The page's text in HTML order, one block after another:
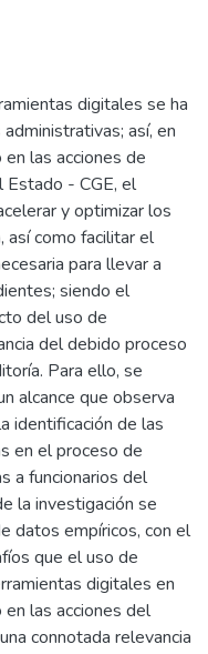
digitales se ha
así, en
las acciones de
Estado - CGE, el
y optimizar los
así como facilitar el
para llevar a
siendo el
del uso de
del debido proceso
Para ello, se
alcance que observa
identificación de las
en el proceso de
a funcionarios del
la investigación se
datos empíricos, con el
que el uso de
digitales en
las acciones del
connotada relevancia